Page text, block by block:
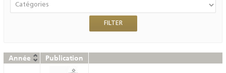
Année Publication